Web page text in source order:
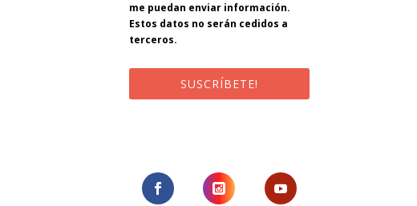
me puedan enviar información.
Estos datos no serán cedidos a
terceros.
SUSCRÍBETE!